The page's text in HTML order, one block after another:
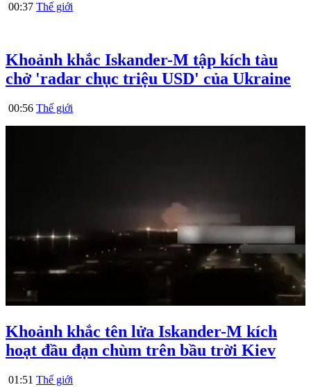
00:37 Thế giới
Khoảnh khắc Iskander-M tập kích tàu
chở 'radar chục triệu USD' của Ukraine
00:56 Thế giới
Khoảnh khắc tên lửa Iskander-M kích
hoạt đầu đạn chùm trên bầu trời Kiev
01:51 Thế giới